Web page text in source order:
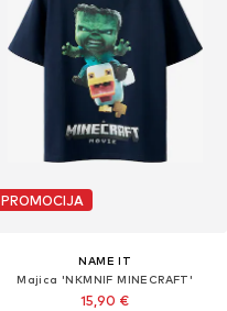
PROMOCIJA
NAME IT
Majica 'NKMNIF MINECRAFT'
15,90 €